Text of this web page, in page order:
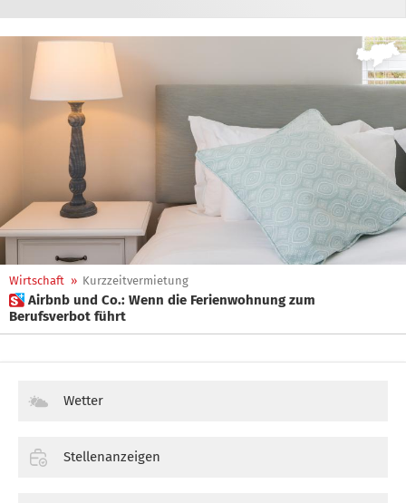
Wirtschaft » Kurzzeitvermietung
 Airbnb und Co.: Wenn die Ferienwohnung zum
Berufsverbot führt
Wetter
Stellenanzeigen